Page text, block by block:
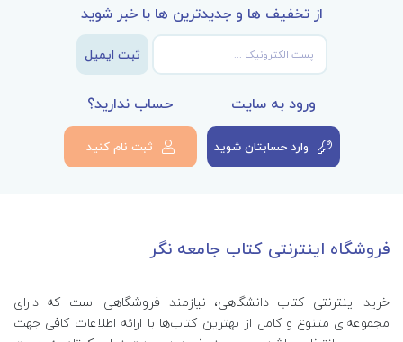
از تخفیف ها و جدیدترین ها با خبر شوید
ثبت ایمیل
ورود به سایت
وارد حسابتان شوید
حساب ندارید؟
ثبت نام کنید
فروشگاه اینترنتی کتاب جامعه نگر
خرید اینترنتی کتاب‌ دانشگاهی، نیازمند فروشگاهی است که دارای
مجموعه‌ای متنوع و کامل از بهترین کتاب‌ها با ارائه اطلاعات کافی جهت